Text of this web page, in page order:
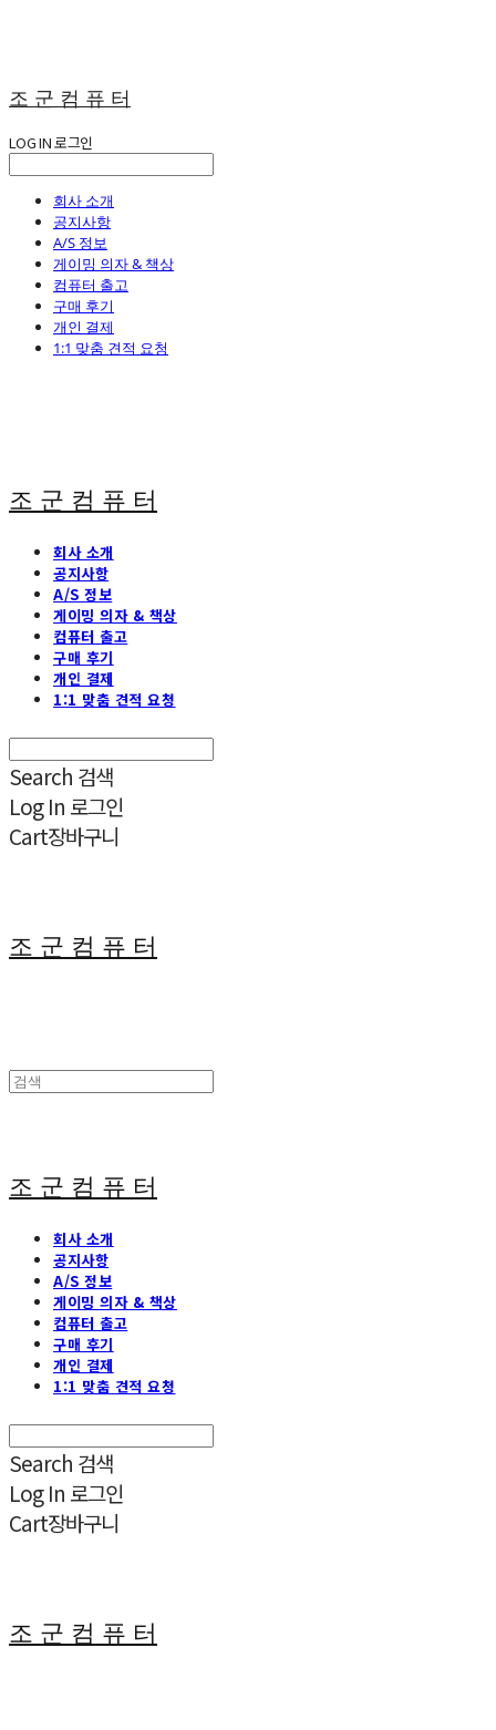
조 군 컴 퓨 터
LOG IN로그인
회사 소개
공지사항
A/S 정보
게이밍 의자 & 책상
컴퓨터 출고
구매 후기
개인 결제
1:1 맞춤 견적 요청
조 군 컴 퓨 터
회사 소개
공지사항
A/S 정보
게이밍 의자 & 책상
컴퓨터 출고
구매 후기
개인 결제
1:1 맞춤 견적 요청
Search 검색
Log In 로그인
Cart장바구니
조 군 컴 퓨 터
조 군 컴 퓨 터
회사 소개
공지사항
A/S 정보
게이밍 의자 & 책상
컴퓨터 출고
구매 후기
개인 결제
1:1 맞춤 견적 요청
Search 검색
Log In 로그인
Cart장바구니
조 군 컴 퓨 터